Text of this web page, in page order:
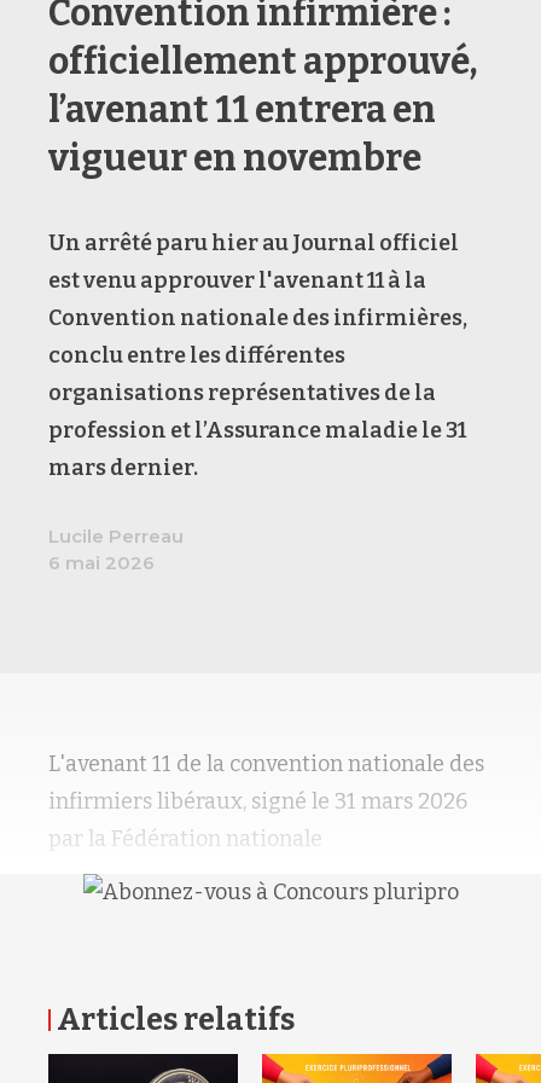
Convention infirmière :
officiellement approuvé,
l’avenant 11 entrera en
vigueur en novembre
Un arrêté paru hier au Journal officiel
est venu approuver l'avenant 11 à la
Convention nationale des infirmières,
conclu entre les différentes
organisations représentatives de la
profession et l’Assurance maladie le 31
mars dernier.
Lucile Perreau
6 mai 2026
L'avenant 11 de la convention nationale des
infirmiers libéraux, signé le 31 mars 2026
par la Fédération nationale
Articles relatifs